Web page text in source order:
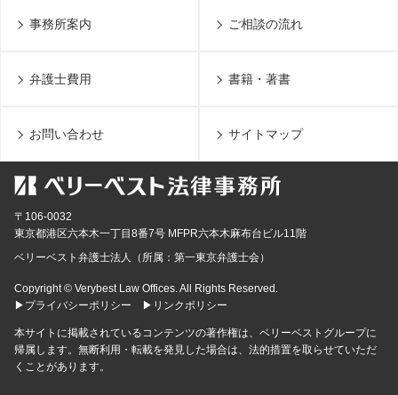
事務所案内 ご相談の流れ
弁護士費用 書籍・著書
お問い合わせ サイトマップ
〒106-0032
東京都港区六本木一丁目8番7号 MFPR六本木麻布台ビル11階
ベリーベスト弁護士法人（所属：第一東京弁護士会）
Copyright © Verybest Law Offices. All Rights Reserved.
▶プライバシーポリシー
▶リンクポリシー
本サイトに掲載されているコンテンツの著作権は、ベリーベストグループに
帰属します。無断利用・転載を発見した場合は、法的措置を取らせていただ
くことがあります。